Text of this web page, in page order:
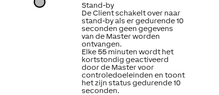
Stand-by
De Client schakelt over naar
stand-by als er gedurende 10
seconden geen gegevens
van de Master worden
ontvangen.
Elke 55 minuten wordt het
kortstondig geactiveerd
door de Master voor
controledoeleinden en toont
het zijn status gedurende 10
seconden.